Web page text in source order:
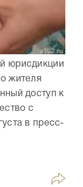
юрисдикции
жителя
доступ к
с
в пресс-